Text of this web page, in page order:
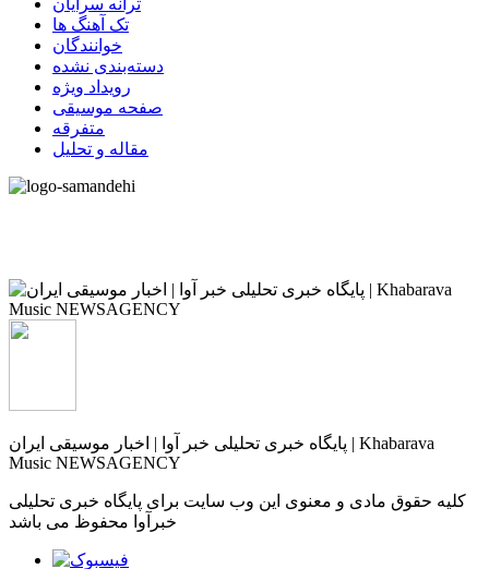
ترانه سرایان
تک آهنگ ها
خوانندگان
دسته‌بندی نشده
رویداد ویژه
صفحه موسیقی
متفرقه
مقاله و تحلیل
پایگاه خبری تحلیلی خبر آوا | اخبار موسیقی ایران | Khabarava
Music NEWSAGENCY
کلیه حقوق مادی و معنوی این وب سایت برای پایگاه خبری تحلیلی
خبرآوا محفوظ می باشد